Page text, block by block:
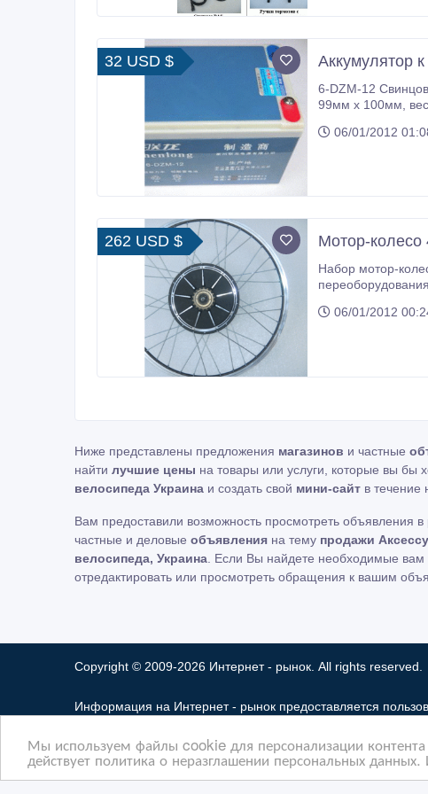
Мы используем файлы cookie для персонализации
действует политика о неразглашении персональных
32 USD $ Аккумулятор
6-DZM-12
99мм х 100мм, вес
06/01/2012
262 USD $ Мотор-колесо
Набор мотор-
дюймов, одна
06/01/2012
Ниже представлены предложения магазинов и частные
найти лучшие цены на товары или услуги, которые вы бы
велосипеда Украина и создать свой мини-сайт в течение
Вам предоставили возможность просмотреть объявления в
частные и деловые объявления на тему продажи
велосипеда, Украина . Если Вы найдете необходимые
отредактировать или просмотреть обращения к вашим
Copyright © 2009-2026 Интернет - рынок. All rights reserved.
Информация на Интернет - рынок предоставляется
Мы не продаем и не предоставляем во временное
разглашать частную информацию в соответствии с
защиты прав собственности и безопасности